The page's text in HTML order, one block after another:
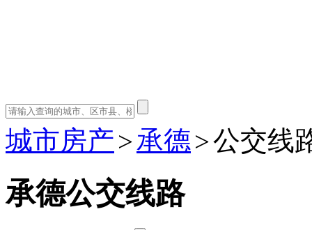
城市房产>承德>公交线
承德公交线路